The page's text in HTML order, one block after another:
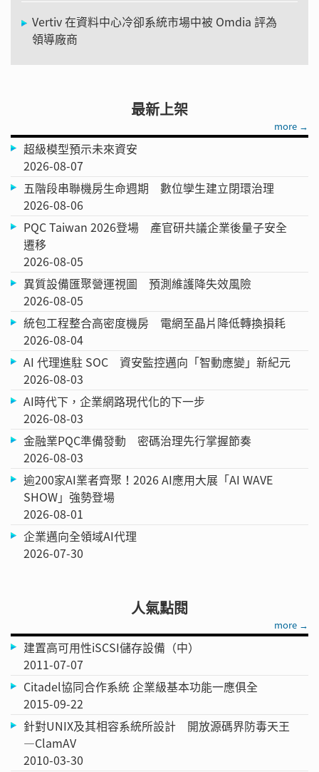
Vertiv 在資料中心冷卻系統市場中被 Omdia 評為
領導廠商
最新上架
more →
超級模型預示未來資安
2026-08-07
五階段串聯機房生命週期 數位孿生建立閉環治理
2026-08-06
PQC Taiwan 2026登場 產官研共議企業後量子安全
遷移
2026-08-05
異質設備匯聚營運視圖 預測維護降失效風險
2026-08-05
統包工程整合高密度機房 電網至晶片降低轉換損耗
2026-08-04
AI 代理進駐 SOC 資安監控邁向「智動應變」新紀元
2026-08-03
AI時代下，企業網路現代化的下一步
2026-08-03
金融業PQC準備發動 密碼治理先行掌握節奏
2026-08-03
逾200家AI業者齊聚！2026 AI應用大展「AI WAVE
SHOW」強勢登場
2026-08-01
企業邁向全領域AI代理
2026-07-30
人氣點閱
more →
建置高可用性iSCSI儲存設備（中）
2011-07-07
Citadel協同合作系統 企業級基本功能一應俱全
2015-09-22
針對UNIX及其相容系統所設計 開放源碼界防毒天王
—ClamAV
2010-03-30